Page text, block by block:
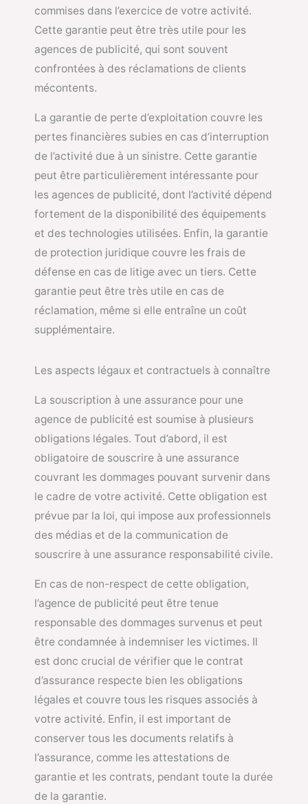
commises dans l’exercice de votre activité.
Cette garantie peut être très utile pour les
agences de publicité, qui sont souvent
confrontées à des réclamations de clients
mécontents.
La garantie de perte d’exploitation couvre les
pertes financières subies en cas d’interruption
de l’activité due à un sinistre. Cette garantie
peut être particulièrement intéressante pour
les agences de publicité, dont l’activité dépend
fortement de la disponibilité des équipements
et des technologies utilisées. Enfin, la garantie
de protection juridique couvre les frais de
défense en cas de litige avec un tiers. Cette
garantie peut être très utile en cas de
réclamation, même si elle entraîne un coût
supplémentaire.
Les aspects légaux et contractuels à connaître
La souscription à une assurance pour une
agence de publicité est soumise à plusieurs
obligations légales. Tout d’abord, il est
obligatoire de souscrire à une assurance
couvrant les dommages pouvant survenir dans
le cadre de votre activité. Cette obligation est
prévue par la loi, qui impose aux professionnels
des médias et de la communication de
souscrire à une assurance responsabilité civile.
En cas de non-respect de cette obligation,
l’agence de publicité peut être tenue
responsable des dommages survenus et peut
être condamnée à indemniser les victimes. Il
est donc crucial de vérifier que le contrat
d’assurance respecte bien les obligations
légales et couvre tous les risques associés à
votre activité. Enfin, il est important de
conserver tous les documents relatifs à
l’assurance, comme les attestations de
garantie et les contrats, pendant toute la durée
de la garantie.